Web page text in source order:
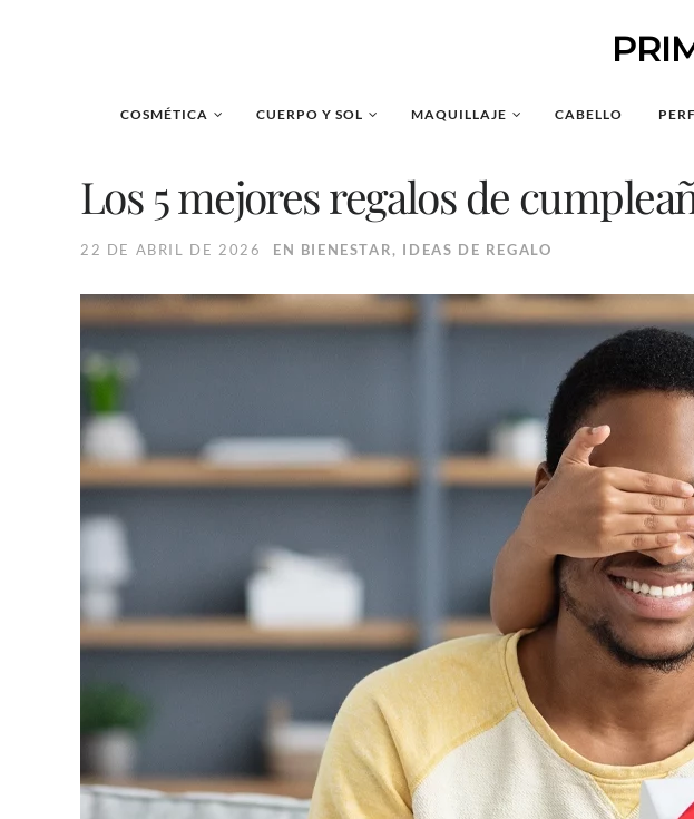
COSMÉTICA CUERPO Y SOL MAQUILLAJE CABELLO
Los 5 mejores regalos de
22 DE ABRIL DE 2026 EN BIENESTAR, IDEAS DE REGALO